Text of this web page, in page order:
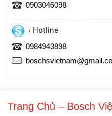
0903046098
Hotline
0984943898
Trang Chủ – Bosch